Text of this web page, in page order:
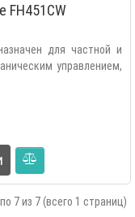
FH451CW
для частной и
управлением,
7 из 7 (всего 1 страниц)